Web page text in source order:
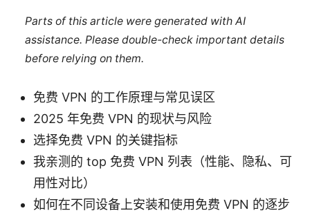
Parts of this article were generated with AI
assistance. Please double-check important details
before relying on them.
免费 VPN 的工作原理与常见误区
2025 年免费 VPN 的现状与风险
选择免费 VPN 的关键指标
我亲测的 top 免费 VPN 列表（性能、隐私、可
用性对比）
如何在不同设备上安装和使用免费 VPN 的逐步